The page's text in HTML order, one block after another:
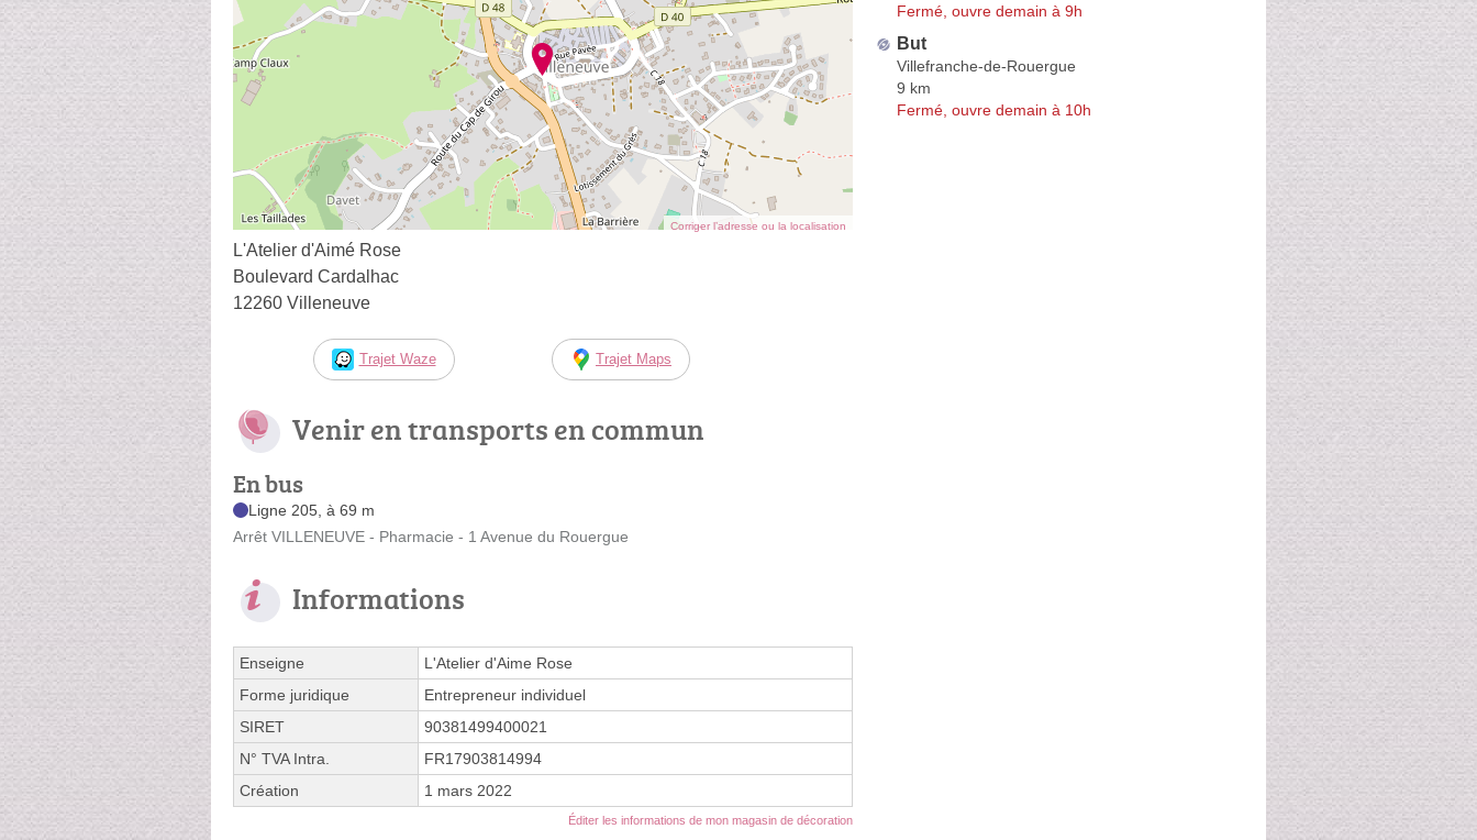
Corriger l’adresse ou la localisation
L'Atelier d'Aimé Rose
Boulevard Cardalhac
12260 Villeneuve
Trajet Waze Trajet Maps
Venir en transports en commun
En bus
Ligne 205, à 69 m
Arrêt VILLENEUVE - Pharmacie - 1 Avenue du Rouergue
Informations
Enseigne
L'Atelier d'Aime Rose
Forme juridique
Entrepreneur individuel
SIRET
90381499400021
N° TVA Intra.
FR17903814994
Création
1 mars 2022
Éditer les informations de mon magasin de décoration
Fermé, ouvre demain à 9h
But
Villefranche-de-Rouergue
9 km
Fermé, ouvre demain à 10h